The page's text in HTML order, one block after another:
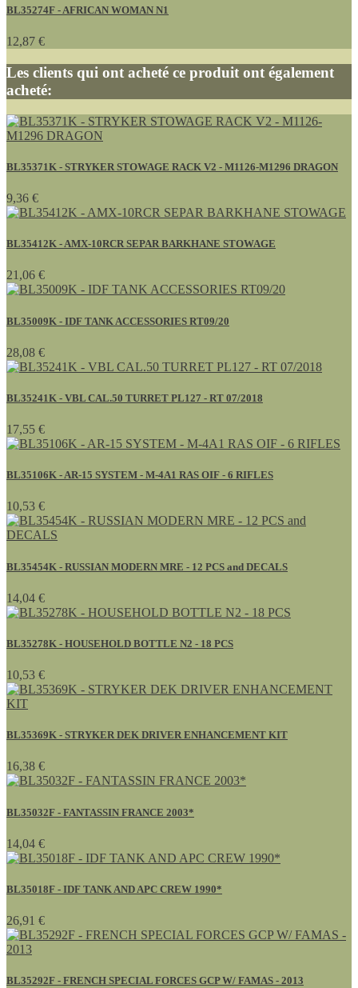
BL35274F - AFRICAN WOMAN N1
12,87 €
Les clients qui ont acheté ce produit ont également
acheté:
BL35371K - STRYKER STOWAGE RACK V2 - M1126-M1296 DRAGON
9,36 €
BL35412K - AMX-10RCR SEPAR BARKHANE STOWAGE
21,06 €
BL35009K - IDF TANK ACCESSORIES RT09/20
28,08 €
BL35241K - VBL CAL.50 TURRET PL127 - RT 07/2018
17,55 €
BL35106K - AR-15 SYSTEM - M-4A1 RAS OIF - 6 RIFLES
10,53 €
BL35454K - RUSSIAN MODERN MRE - 12 PCS and DECALS
14,04 €
BL35278K - HOUSEHOLD BOTTLE N2 - 18 PCS
10,53 €
BL35369K - STRYKER DEK DRIVER ENHANCEMENT KIT
16,38 €
BL35032F - FANTASSIN FRANCE 2003*
14,04 €
BL35018F - IDF TANK AND APC CREW 1990*
26,91 €
BL35292F - FRENCH SPECIAL FORCES GCP W/ FAMAS - 2013